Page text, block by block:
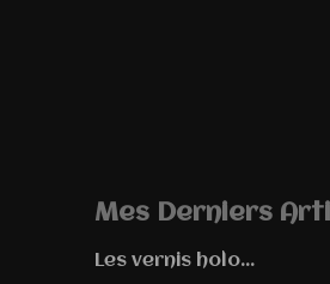
Mes Derniers
Les vernis holo...